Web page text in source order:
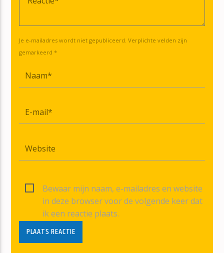
Je e-mailadres wordt niet gepubliceerd. Verplichte velden zijn
gemarkeerd *
Bewaar mijn naam, e-mailadres en website
in deze browser voor de volgende keer dat
ik een reactie plaats.